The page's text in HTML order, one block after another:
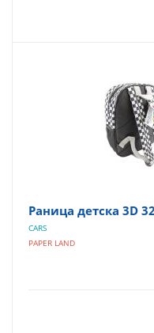
Раница детска 3D
CARS
PAPER LAND